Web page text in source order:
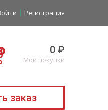
Регистрация
0 ₽
Мои покупки
заказ